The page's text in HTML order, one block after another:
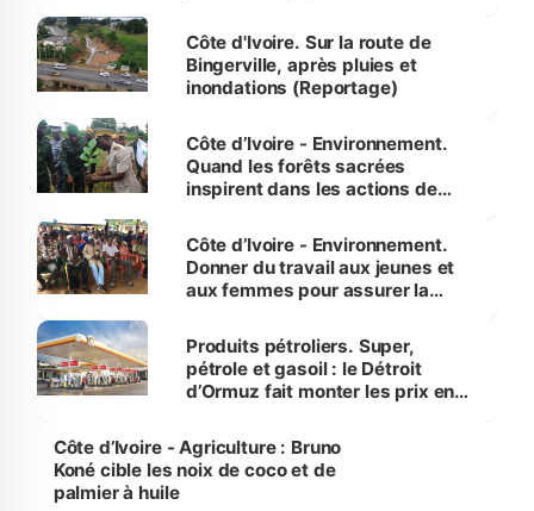
(Alassane Ouattara
Côte d'Ivoire. Sur la route de
Bingerville, après pluies et
inondations (Reportage)
Côte d’Ivoire - Environnement.
Quand les forêts sacrées
inspirent dans les actions de
Côte d’Ivoire - Environnement.
Donner du travail aux jeunes et
aux femmes pour assurer la
menacées
Produits pétroliers. Super,
pétrole et gasoil : le Détroit
d’Ormuz fait monter les prix en
Côte d’Ivoire - Agriculture : Bruno
Koné cible les noix de coco et de
palmier à huile